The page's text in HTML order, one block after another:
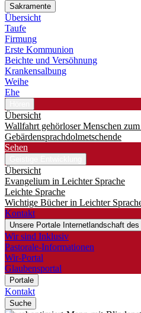
Sakramente
Übersicht
Taufe
Firmung
Erste Kommunion
Beichte und Versöhnung
Krankensalbung
Weihe
Ehe
Übersicht
Wallfahrt gehörloser Menschen
Gebärdensprachdolmetschende
Sehen
Übersicht
Evangelium in Leichter Sprache
Leichte Sprache
Wichtige Bücher in Leichter
Kontakt
Unsere Portale Internetlandschaft
Wir sind Inklusiv
Pastorale-Informationen
Wir-Portal
Glaubensportal
Portale
Kontakt
Suche